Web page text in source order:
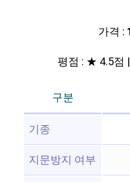
가격 :
평점 : ★ 4.5점
구분
기종
지문방지 여부